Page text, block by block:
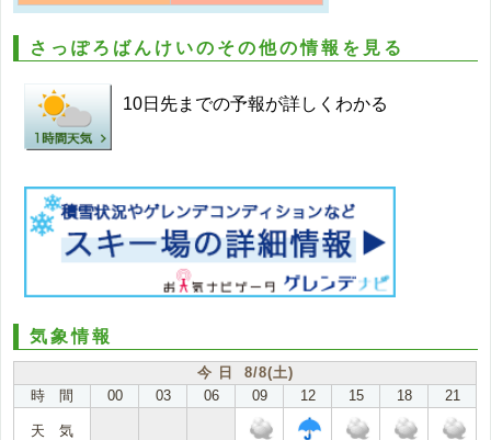
さっぽろばんけいのその他の情報を見る
10日先までの予報が詳しくわかる
気象情報
今 日 8/8(土)
時 間
00 03 06 09 12 15 18 21
天 気